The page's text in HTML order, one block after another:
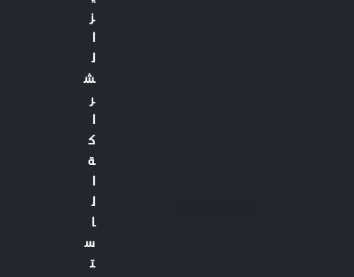
ز
ا
ل
ش
ر
ا
ك
ة
ا
ل
ا
س
ت